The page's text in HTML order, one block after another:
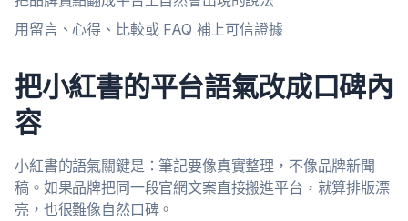
用留言、心得、比較或 FAQ 補上可信證據
把小紅書的平台語氣改成口碑內
容
小紅書的語氣關鍵是：筆記要像真實整理，不像品牌新聞
稿。如果品牌把同一段官網文案直接搬進平台，就算排版漂
亮，也很難像自然口碑。